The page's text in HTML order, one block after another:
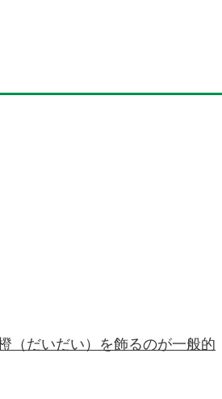
（だいだい）を飾るのが一般的